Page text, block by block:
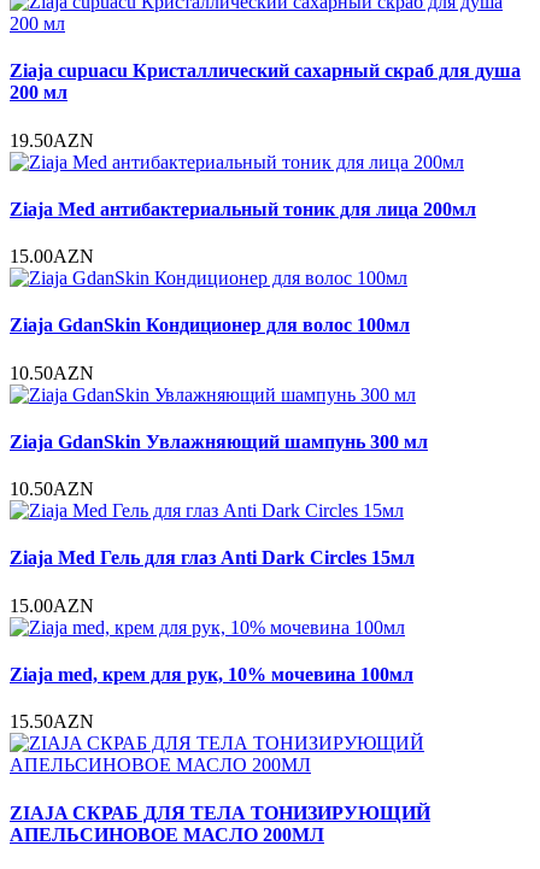
Ziaja cupuacu Кристаллический сахарный скраб для душа
200 мл
19.50AZN
Ziaja Med антибактериальный тоник для лица 200мл
15.00AZN
Ziaja GdanSkin Кондиционер для волос 100мл
10.50AZN
Ziaja GdanSkin Увлажняющий шампунь 300 мл
10.50AZN
Ziaja Med Гель для глаз Anti Dark Circles 15мл
15.00AZN
Ziaja med, крем для рук, 10% мочевина 100мл
15.50AZN
ZIAJA СКРАБ ДЛЯ ТЕЛА ТОНИЗИРУЮЩИЙ
АПЕЛЬСИНОВОЕ МАСЛО 200МЛ